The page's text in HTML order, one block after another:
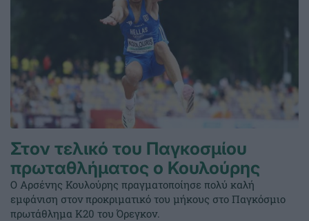
Στον τελικό του Παγκοσμίου
πρωταθλήματος ο Κουλούρης
Ο Αρσένης Κουλούρης πραγματοποίησε πολύ καλή
εμφάνιση στον προκριματικό του μήκους στο Παγκόσμιο
πρωτάθλημα Κ20 του Όρεγκον.